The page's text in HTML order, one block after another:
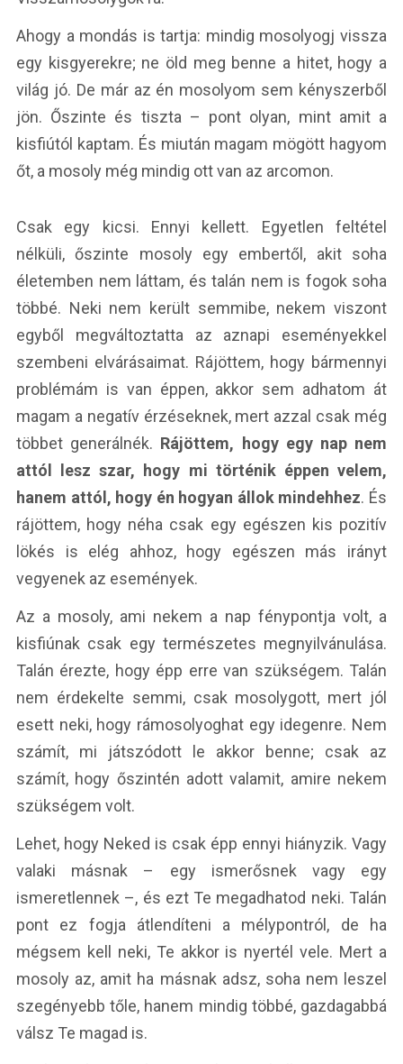
Ahogy a mondás is tartja: mindig mosolyogj vissza
egy kisgyerekre; ne öld meg benne a hitet, hogy a
világ jó. De már az én mosolyom sem kényszerből
jön. Őszinte és tiszta – pont olyan, mint amit a
kisfiútól kaptam. És miután magam mögött hagyom
őt, a mosoly még mindig ott van az arcomon.
Csak egy kicsi. Ennyi kellett. Egyetlen feltétel
nélküli, őszinte mosoly egy embertől, akit soha
életemben nem láttam, és talán nem is fogok soha
többé. Neki nem került semmibe, nekem viszont
egyből megváltoztatta az aznapi eseményekkel
szembeni elvárásaimat. Rájöttem, hogy bármennyi
problémám is van éppen, akkor sem adhatom át
magam a negatív érzéseknek, mert azzal csak még
többet generálnék. Rájöttem, hogy egy nap nem
attól lesz szar, hogy mi történik éppen velem,
hanem attól, hogy én hogyan állok mindehhez. És
rájöttem, hogy néha csak egy egészen kis pozitív
lökés is elég ahhoz, hogy egészen más irányt
vegyenek az események.
Az a mosoly, ami nekem a nap fénypontja volt, a
kisfiúnak csak egy természetes megnyilvánulása.
Talán érezte, hogy épp erre van szükségem. Talán
nem érdekelte semmi, csak mosolygott, mert jól
esett neki, hogy rámosolyoghat egy idegenre. Nem
számít, mi játszódott le akkor benne; csak az
számít, hogy őszintén adott valamit, amire nekem
szükségem volt.
Lehet, hogy Neked is csak épp ennyi hiányzik. Vagy
valaki másnak – egy ismerősnek vagy egy
ismeretlennek –, és ezt Te megadhatod neki. Talán
pont ez fogja átlendíteni a mélypontról, de ha
mégsem kell neki, Te akkor is nyertél vele. Mert a
mosoly az, amit ha másnak adsz, soha nem leszel
szegényebb tőle, hanem mindig többé, gazdagabbá
válsz Te magad is.